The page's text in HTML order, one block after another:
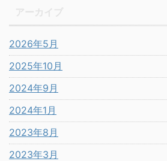
2026年5月
2025年10月
2024年9月
2024年1月
2023年8月
2023年3月